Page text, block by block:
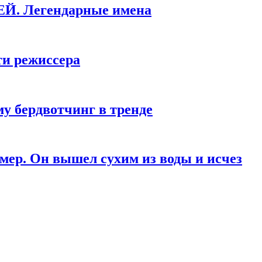
Легендарные имена
режиссера
бердвотчинг в тренде
Он вышел сухим из воды и исчез